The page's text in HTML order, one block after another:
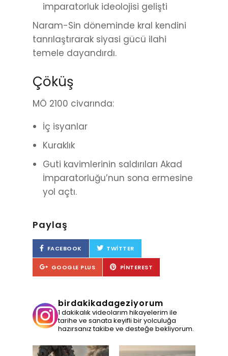
imparatorluk ideolojisi gelişti
Naram-Sin döneminde kral kendini
tanrılaştırarak siyasi gücü ilahi
temele dayandırdı.
Çöküş
MÖ 2100 civarında:
İç isyanlar
Kuraklık
Guti kavimlerinin saldırıları Akad
İmparatorluğu’nun sona ermesine
yol açtı.
Paylaş
FACEBOOK TWITTER
GOOGLE PLUS PINTEREST
birdakikadageziyorum
1 dakikalık videolarım hikayelerim ile
tarihe ve sanata keyifli bir yolculuğa
hazırsanız takibe ve desteğe bekliyorum.